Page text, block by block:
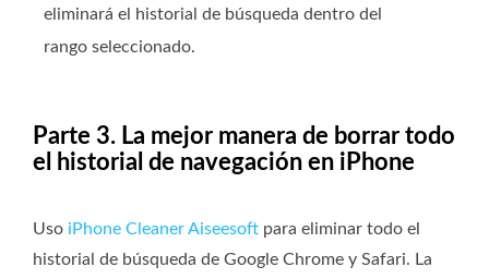
eliminará el historial de búsqueda dentro del
rango seleccionado.
Parte 3. La mejor manera de borrar todo
el historial de navegación en iPhone
Uso iPhone Cleaner Aiseesoft para eliminar todo el
historial de búsqueda de Google Chrome y Safari. La